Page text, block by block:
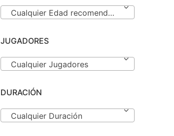
Cualquier Edad recomendada
JUGADORES
Cualquier Jugadores
DURACIÓN
Cualquier Duración